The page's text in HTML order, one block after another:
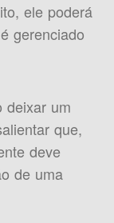
ele poderá
gerenciado
deixar um
que,
deve
de uma